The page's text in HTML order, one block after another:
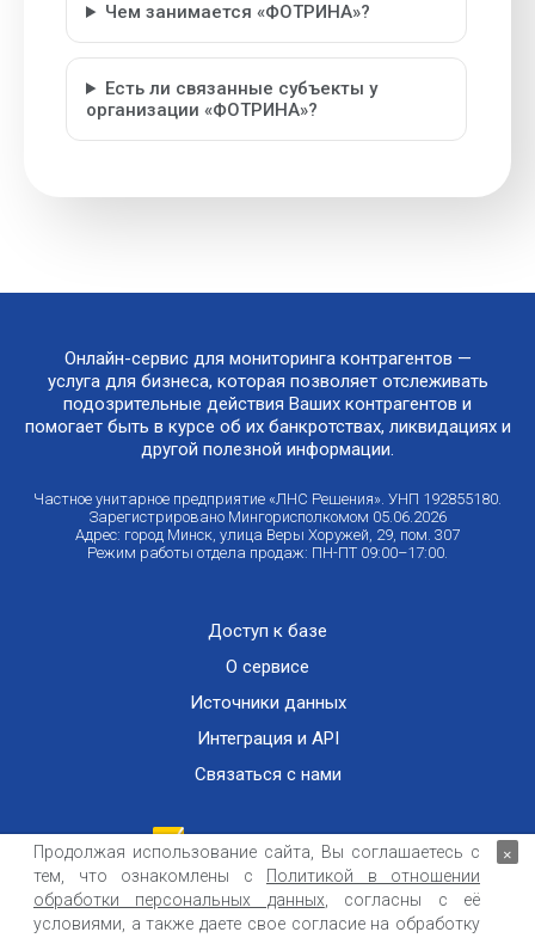
Чем занимается «ФОТРИНА»?
Есть ли связанные субъекты у
организации «ФОТРИНА»?
Онлайн-сервис для мониторинга контрагентов —
услуга для бизнеса, которая позволяет отслеживать
подозрительные действия Ваших контрагентов и
помогает быть в курсе об их банкротствах, ликвидациях и
другой полезной информации.
Частное унитарное предприятие «ЛНС Решения». УНП 192855180.
Зарегистрировано Мингорисполкомом 05.06.2026
Адрес: город Минск, улица Веры Хоружей, 29, пом. 307
Режим работы отдела продаж: ПН-ПТ 09:00–17:00.
Доступ к базе
О сервисе
Источники данных
Интеграция и API
Связаться с нами
Публичный договор оказания информационных услуг
ООО «Контемпорари» не несет ответственности за достоверность информации,
получаемой из открытых источников и от третьих лиц.
Продолжая использование сайта, Вы соглашаетесь с
тем, что ознакомлены с
Политикой в отношении
обработки персональных данных , согласны с её
условиями, а также даете свое согласие на обработку
×